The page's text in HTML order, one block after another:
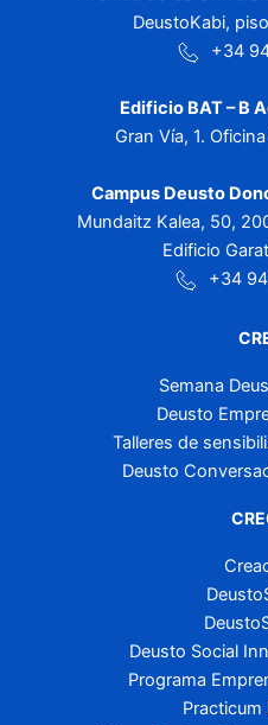
DeustoKabi,
+34
Edificio BAT – B
Gran Vía, 1.
Campus Deusto
Mundaitz Kalea, 50,
Edificio
+34
Semana
Deusto
Talleres de
Deusto
Deusto Social
Programa
Practicum